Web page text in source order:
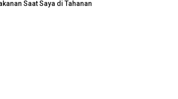
Saat Saya di Tahanan